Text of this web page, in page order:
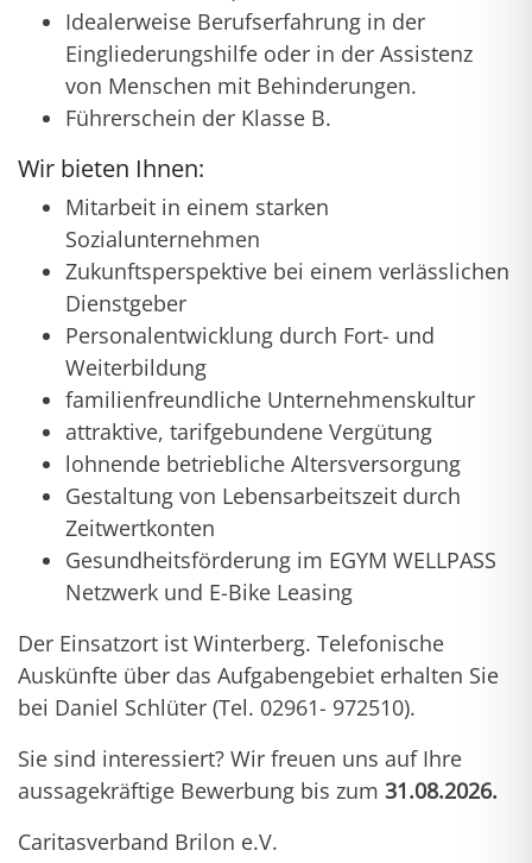
Idealerweise Berufserfahrung in der
Eingliederungshilfe oder in der Assistenz
von Menschen mit Behinderungen.
Führerschein der Klasse B.
Wir bieten Ihnen:
Mitarbeit in einem starken
Sozialunternehmen
Zukunftsperspektive bei einem verlässlichen
Dienstgeber
Personalentwicklung durch Fort- und
Weiterbildung
familienfreundliche Unternehmenskultur
attraktive, tarifgebundene Vergütung
lohnende betriebliche Altersversorgung
Gestaltung von Lebensarbeitszeit durch
Zeitwertkonten
Gesundheitsförderung im EGYM WELLPASS
Netzwerk und E-Bike Leasing
Der Einsatzort ist Winterberg. Telefonische
Auskünfte über das Aufgabengebiet erhalten Sie
bei Daniel Schlüter (Tel. 02961- 972510).
Sie sind interessiert? Wir freuen uns auf Ihre
aussagekräftige Bewerbung bis zum 31.08.2026.
Caritasverband Brilon e.V.